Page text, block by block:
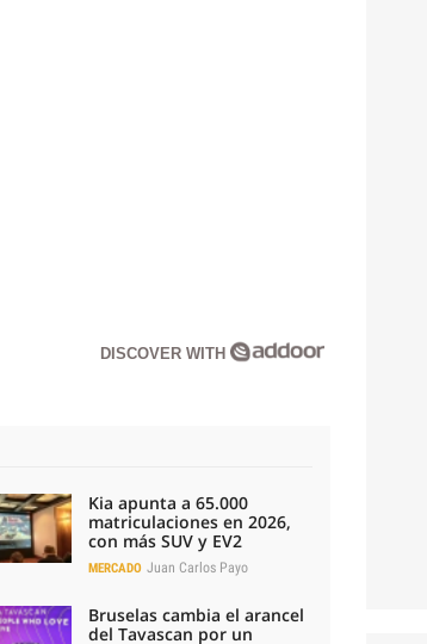
DISCOVER WITH
Kia apunta a 65.000
matriculaciones en 2026,
con más SUV y EV2
MERCADO Juan Carlos Payo
Bruselas cambia el arancel
del Tavascan por un